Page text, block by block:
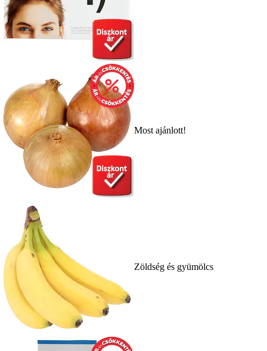
Most ajánlott!
Zöldség és gyümölcs